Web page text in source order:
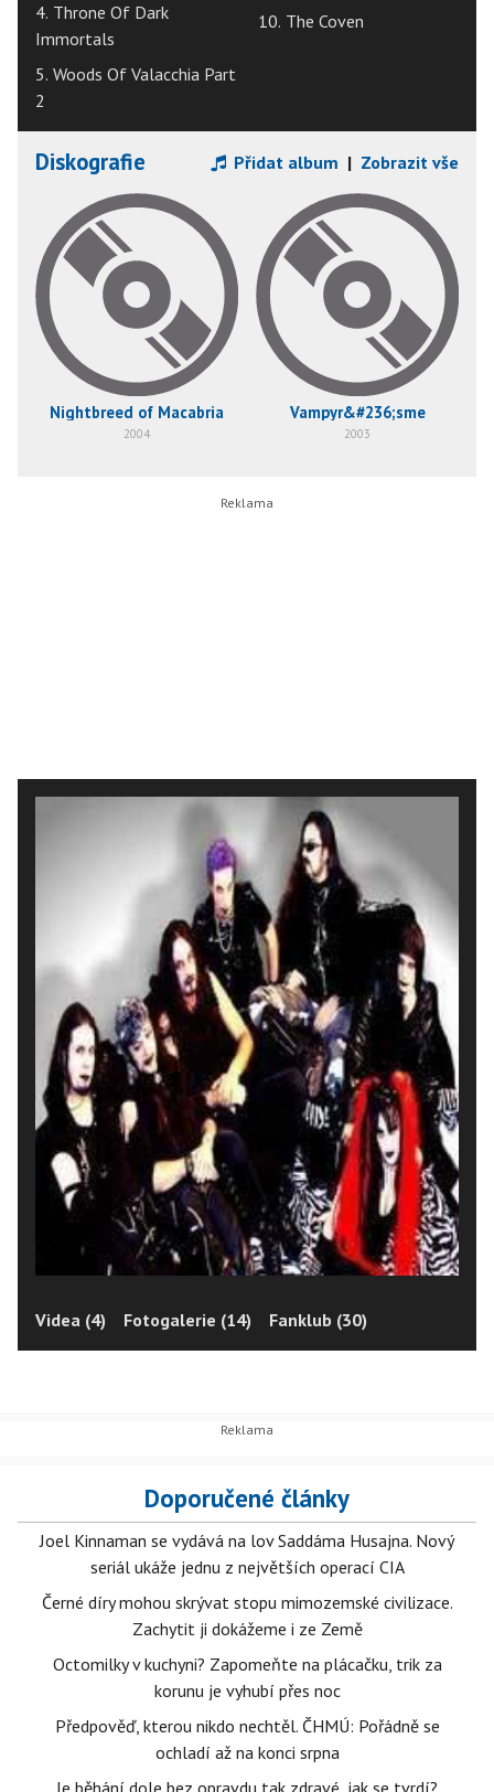
4. Throne Of Dark
Immortals
5. Woods Of Valacchia Part
2
10. The Coven
Diskografie Přidat album | Zobrazit vše
Nightbreed of Macabria
2004
Vampyr&#236;sme
2003
Videa (4) Fotogalerie (14) Fanklub (30)
Doporučené články
Joel Kinnaman se vydává na lov Saddáma Husajna. Nový
seriál ukáže jednu z největších operací CIA
Černé díry mohou skrývat stopu mimozemské civilizace.
Zachytit ji dokážeme i ze Země
Octomilky v kuchyni? Zapomeňte na plácačku, trik za
korunu je vyhubí přes noc
Předpověď, kterou nikdo nechtěl. ČHMÚ: Pořádně se
ochladí až na konci srpna